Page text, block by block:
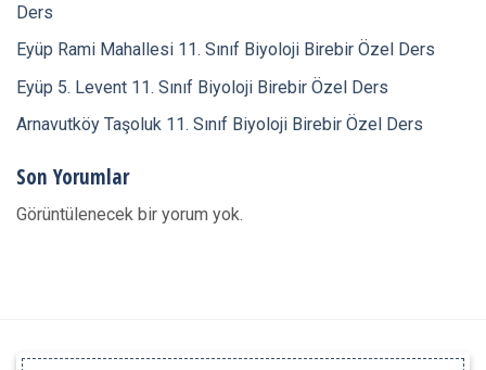
Ders
Eyüp Rami Mahallesi 11. Sınıf Biyoloji Birebir Özel Ders
Eyüp 5. Levent 11. Sınıf Biyoloji Birebir Özel Ders
Arnavutköy Taşoluk 11. Sınıf Biyoloji Birebir Özel Ders
Son Yorumlar
Görüntülenecek bir yorum yok.